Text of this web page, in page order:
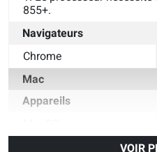
855+.
Navigateurs
Chrome
Mac
Appareils
VOIR